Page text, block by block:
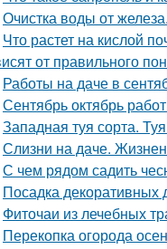
Очистка воды от
Что растет на кислой
от правильного
Работы на даче в
Сентябрь октябрь
Западная туя сорта.
Слизни на даче.
С чем рядом садить
Посадка
Фиточаи из лечебных
Перекопка огорода